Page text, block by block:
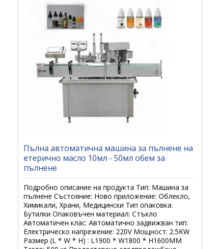
Пълна автоматична машина за пълнене на
етерично масло 10мл - 50мл обем за
пълнене
Подробно описание на продукта Тип: Машина за
пълнене Състояние: Ново приложение: Облекло,
Химикали, Храни, Медицински Тип опаковка:
Бутилки Опаковъчен материал: Стъкло
Автоматичен клас: Автоматично задвижван тип:
Електрическо напрежение: 220V Мощност: 2.5KW
Размер (L * W * H) : L1900 * W1800 * H1600MM